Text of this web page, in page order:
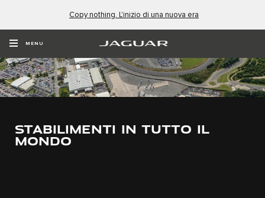
Copy nothing. L'inizio di una nuova era
MENU
STABILIMENTI IN TUTTO IL
MONDO